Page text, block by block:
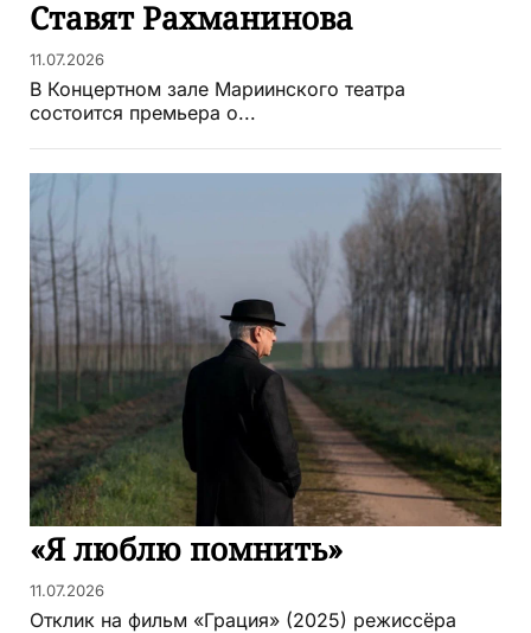
Ставят Рахманинова
11.07.2026
В Концертном зале Мариинского театра
состоится премьера о...
«Я люблю помнить»
11.07.2026
Отклик на фильм «Грация» (2025) режиссёра